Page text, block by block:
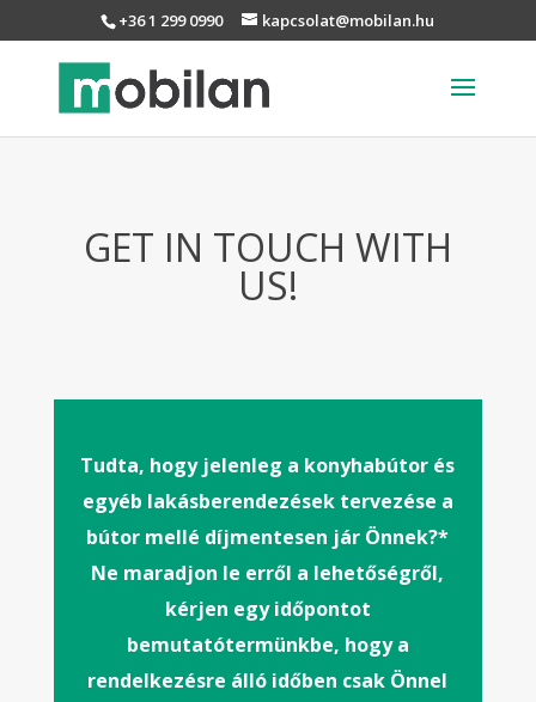
+36 1 299 0990 kapcsolat@mobilan.hu
GET IN TOUCH WITH
US!
Tudta, hogy jelenleg a konyhabútor és
egyéb lakásberendezések tervezése a
bútor mellé díjmentesen jár Önnek?*
Ne maradjon le erről a lehetőségről,
kérjen egy időpontot
bemutatótermünkbe, hogy a
rendelkezésre álló időben csak Önnel